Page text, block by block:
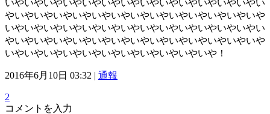
いやいやいやいやいやいやいやいやいやいやいやいやいやい
やいやいやいやいやいやいやいやいやいやいやいやいやいや
いやいやいやいやいやいやいやいやいやいやいやいやいやい
やいやいやいやいやいやいやいやいやいやいやいやいやいや
いやいやいやいやいやいやいやいやいやいやいや！
2016年6月10日 03:32 | 通報
2
コメントを入力